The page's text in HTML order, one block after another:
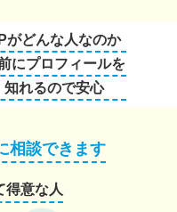
がどんな人なのか
にプロフィールを
知れるので安心
相談できます
得意な人